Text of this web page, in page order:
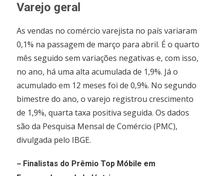
Varejo geral
As vendas no comércio varejista no país variaram
0,1% na passagem de março para abril. É o quarto
mês seguido sem variações negativas e, com isso,
no ano, há uma alta acumulada de 1,9%. Já o
acumulado em 12 meses foi de 0,9%. No segundo
bimestre do ano, o varejo registrou crescimento
de 1,9%, quarta taxa positiva seguida. Os dados
são da Pesquisa Mensal de Comércio (PMC),
divulgada pelo IBGE.
– Finalistas do Prêmio Top Móbile em